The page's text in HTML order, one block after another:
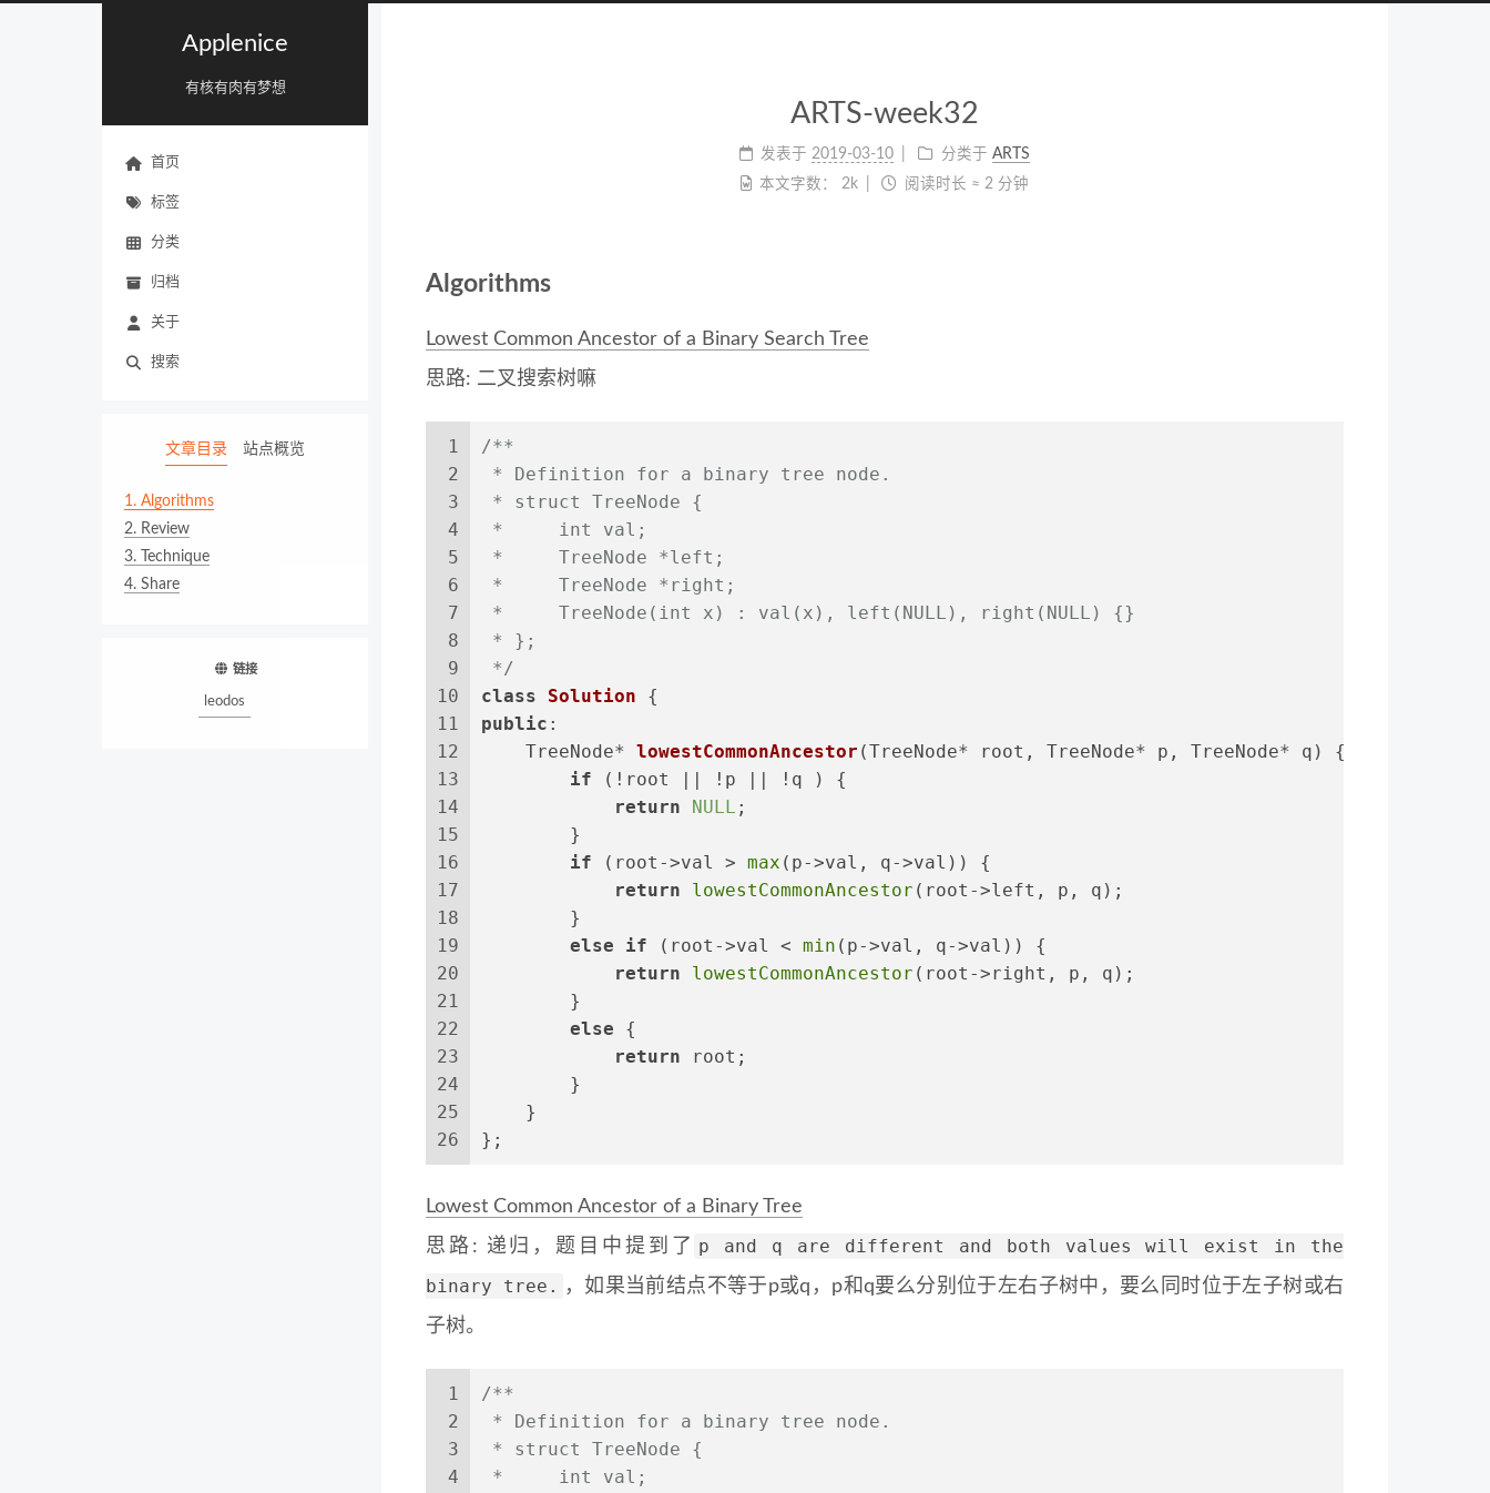
Applenice
有核有肉有梦想
首页
标签
分类
归档
关于
搜索
文章目录 站点概览
1. Algorithms
2. Review
3.
Technique
4. Share
链接
leodos
ARTS-week32
发表于 2019-03-10 分类于 ARTS
本文字数：
2k 阅读时长 ≈ 2 分钟
Algorithms
Lowest Common Ancestor of a Binary Search Tree
思路: 二叉搜索树嘛
1
2
3
4
5
6
7
8
9
10
11
12
13
14
15
16
17
18
19
20
21
22
23
24
25
26
/**
* Definition for a binary tree node.
* struct TreeNode {
*     int val;
*     TreeNode *left;
*     TreeNode *right;
*     TreeNode(int x) : val(x), left(NULL), right(NULL) {}
* };
*/
class
Solution {
public :
TreeNode* lowestCommonAncestor (TreeNode* root, TreeNode* p, TreeNode* q)
{
if (!root || !p || !q ) {
return
NULL ;
        }
if (root->val > max (p->val, q->val)) {
return
lowestCommonAncestor (root->left, p, q);
        }
else
if (root->val < min (p->val, q->val)) {
return
lowestCommonAncestor (root->right, p, q);
        }
else {
return root;
        }
    }
};
Lowest Common Ancestor of a Binary Tree
思路: 递归，题目中提到了 p and q are different and both values will exist in the
binary tree.
，如果当前结点不等于p或q，p和q要么分别位于左右子树中，要么同时位于左子树或右
子树。
1
2
3
4
/**
* Definition for a binary tree node.
* struct TreeNode {
*     int val;